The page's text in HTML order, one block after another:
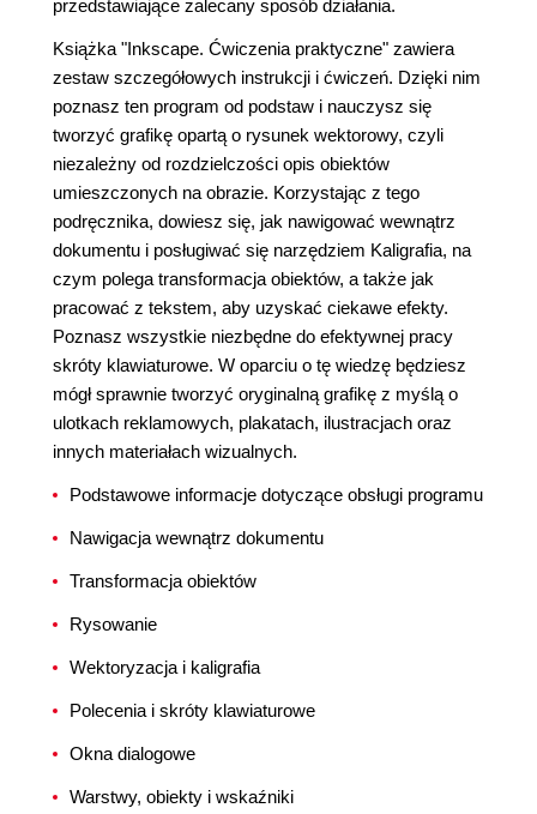
przedstawiające zalecany sposób działania.
Książka "Inkscape. Ćwiczenia praktyczne" zawiera
zestaw szczegółowych instrukcji i ćwiczeń. Dzięki nim
poznasz ten program od podstaw i nauczysz się
tworzyć grafikę opartą o rysunek wektorowy, czyli
niezależny od rozdzielczości opis obiektów
umieszczonych na obrazie. Korzystając z tego
podręcznika, dowiesz się, jak nawigować wewnątrz
dokumentu i posługiwać się narzędziem Kaligrafia, na
czym polega transformacja obiektów, a także jak
pracować z tekstem, aby uzyskać ciekawe efekty.
Poznasz wszystkie niezbędne do efektywnej pracy
skróty klawiaturowe. W oparciu o tę wiedzę będziesz
mógł sprawnie tworzyć oryginalną grafikę z myślą o
ulotkach reklamowych, plakatach, ilustracjach oraz
innych materiałach wizualnych.
Podstawowe informacje dotyczące obsługi programu
Nawigacja wewnątrz dokumentu
Transformacja obiektów
Rysowanie
Wektoryzacja i kaligrafia
Polecenia i skróty klawiaturowe
Okna dialogowe
Warstwy, obiekty i wskaźniki